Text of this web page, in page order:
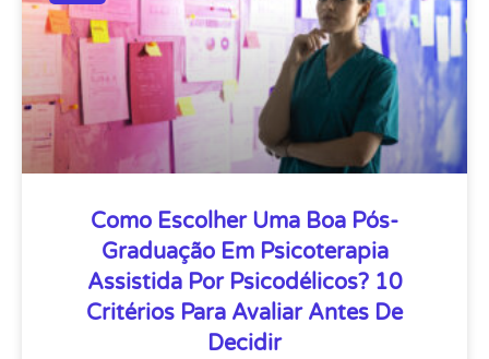
Como Escolher Uma Boa Pós-
Graduação Em Psicoterapia
Assistida Por Psicodélicos? 10
Critérios Para Avaliar Antes De
Decidir